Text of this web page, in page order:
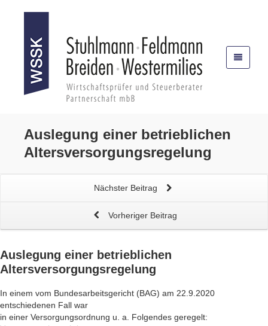
Auslegung einer betrieblichen
Altersversorgungsregelung
Nächster Beitrag
Vorheriger Beitrag
Auslegung einer betrieblichen
Altersversorgungsregelung
In einem vom Bundesarbeitsgericht (BAG) am 22.9.2020
entschiedenen Fall war
in einer Versorgungsordnung u. a. Folgendes geregelt: